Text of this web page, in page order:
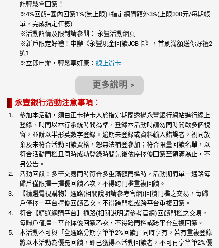
能輕鬆拿回饋！
※4%回饋=國內回饋1%(無上限)+指定網購額外3%(上限300元/每期帳
單，完成指定任務)
※活動詳情及限制請參閱： 永豐活動網頁
※新戶限定好禮！申辦《永豐現金回饋JCB卡》，首刷滿額送你好禮2
選1
※立即申辦，輕鬆享好康： 線上辦卡
更多說明 >
永豐銀行活動注意事項 ：
參加本活動，須由正卡持卡人於指定期間透過永豐銀行網站進行線上
登錄，時間以本行系統時間為準，登錄本活動時請勿同時開啟多個視
窗，並請以半形英數字登錄。逾期未登錄或資料輸入錯誤者，視同放
棄及未符合活動回饋資格，恕無法補登參加；符合限量回饋名單，以
符合活動門檻且同時成功登錄時間先後依序擇優回饋至額滿為止，不
另公告。
活動回饋：多筆交易同時符合多重滿額門檻時，活動期間單一通路每
歸戶僅限擇一擇優回饋乙次，不得跨門檻重複回饋。
【精選電視購物】通路(相關說明請參考官網)回饋門檻之交易，每歸
戶僅擇一平台擇優回饋乙次，不得跨門檻或跨平台重複回饋。
符合【精選網購平台】通路(相關說明請參考官網)回饋門檻之交易，
每歸戶僅擇一平台擇優回饋乙次，不得跨門檻或跨平台重複回饋。
本活動不可與「全通路分期享筆筆2%回饋」同時享有，若有重複登錄
將以本活動為優先回饋，即已獲得本活動回饋者，不可再享筆筆2%優